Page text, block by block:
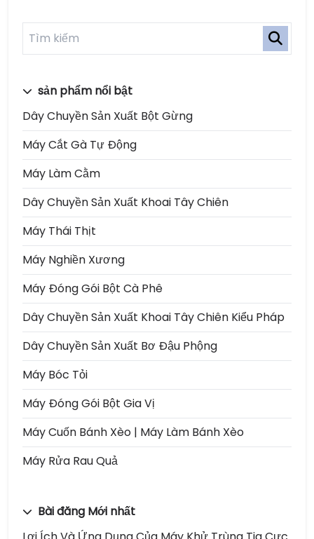
sản phẩm nổi bật
Dây Chuyền Sản Xuất Bột Gừng
Máy Cắt Gà Tự Động
Máy Làm Cằm
Dây Chuyền Sản Xuất Khoai Tây Chiên
Máy Thái Thịt
Máy Nghiền Xương
Máy Đóng Gói Bột Cà Phê
Dây Chuyền Sản Xuất Khoai Tây Chiên Kiểu Pháp
Dây Chuyền Sản Xuất Bơ Đậu Phộng
Máy Bóc Tỏi
Máy Đóng Gói Bột Gia Vị
Máy Cuốn Bánh Xèo | Máy Làm Bánh Xèo
Máy Rửa Rau Quả
Bài đăng Mới nhất